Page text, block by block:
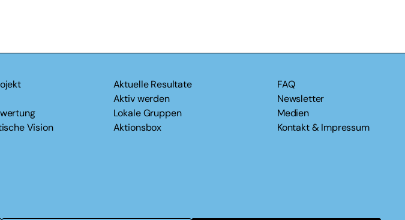
Vision
Aktuelle Resultate
Aktiv werden
Lokale Gruppen
Aktionsbox
FAQ
Newsletter
Medien
Kontakt & Impressum